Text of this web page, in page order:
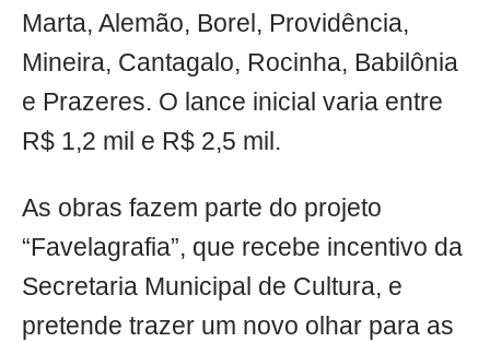
Marta, Alemão, Borel, Providência,
Mineira, Cantagalo, Rocinha, Babilônia
e Prazeres. O ​lance ​inicial varia entre
R$ 1,2 mil e R$ 2,5 mil.
As obras fazem parte do projeto
“Favelagrafia”, que recebe incentivo da
Secretaria Municipal de Cultura, e
pretende trazer um novo olhar para as